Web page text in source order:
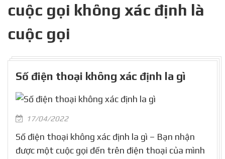
cuộc gọi không xác định là
cuộc gọi
Số điện thoại không xác định la gì
17/04/2022
Số điện thoại không xác định la gì – Bạn nhận
được một cuộc gọi đến trên điện thoại của mình